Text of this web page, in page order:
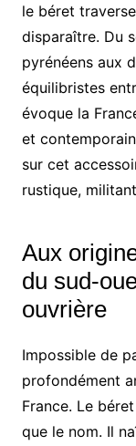
le béret
disparaître. Du
pyrénéens aux
équilibristes
évoque la
et
sur cet
rustique,
Aux
du sud-
ouvrière
Impossible de
profondément
France. Le
que le nom. Il